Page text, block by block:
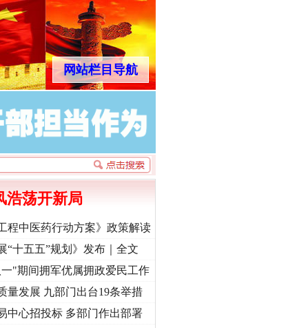
网站栏目导航
浩荡开新局
程中医药行动方案》政策解读
“十五五”规划》发布｜全文
"期间拥军优属拥政爱民工作
量发展 九部门出台19条举措
中心招投标 多部门作出部署